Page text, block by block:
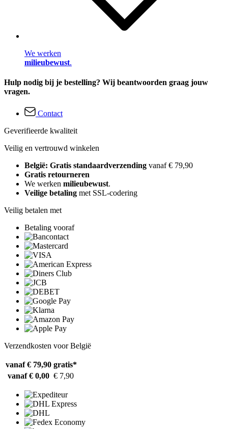
We werken
milieubewust.
Hulp nodig bij je bestelling? Wij beantwoorden graag jouw
vragen.
Contact
Geverifieerde kwaliteit
Veilig en vertrouwd winkelen
België: Gratis standaardverzending vanaf € 79,90
Gratis retourneren
We werken milieubewust.
Veilige betaling met SSL-codering
Veilig betalen met
Betaling vooraf
Verzendkosten voor België
vanaf € 79,90 gratis*
vanaf € 0,00 € 7,90